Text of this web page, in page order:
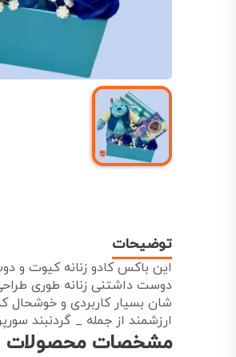
توضیحات
این باکس کادو زنانه کیوت و
دوست داشتنی زنانه طوری
شان بسیار کاربردی و خوشحال
ارزشمند از جمله _ گردنبند
مشخصات محصولات